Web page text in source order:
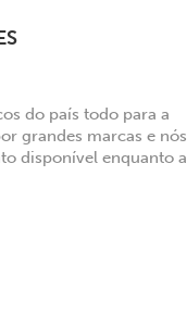
do país todo para a
grandes marcas e nós
disponível enquanto a